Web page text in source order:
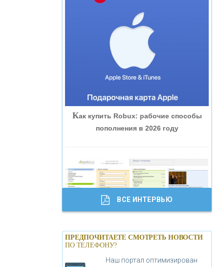
«СМП БАНК»
«ВНЕШПРОМБАНК»
«БАНК ГЛОБЭКС»
«ТРАСТ»
«ГАЗПРОМБАНК»
«МОСКОВСКИЙ КРЕДИТНЫЙ
БАНК»
Как купить Robux: рабочие способы
пополнения в 2026 году
Банки.ру обновил логотип впервые за
19 лет - «Лента новостей»
ВСЕ ИНТЕРВЬЮ
ПРЕДПОЧИТАЕТЕ СМОТРЕТЬ НОВОСТИ
ПО ТЕЛЕФОНУ?
Наш портал оптимизирован